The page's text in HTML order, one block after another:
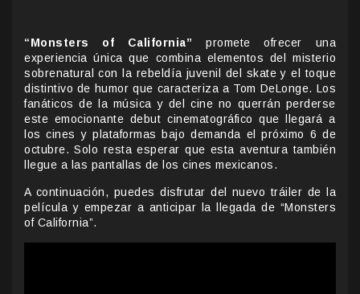
“Monsters of California” promete ofrecer una
experiencia única que combina elementos del misterio
sobrenatural con la rebeldía juvenil del skate y el toque
distintivo de humor que caracteriza a Tom DeLonge. Los
fanáticos de la música y del cine no querrán perderse
este emocionante debut cinematográfico que llegará a
los cines y plataformas bajo demanda el próximo 6 de
octubre. Solo resta esperar que esta aventura también
llegue a las pantallas de los cines mexicanos.
A continuación, puedes disfrutar del nuevo tráiler de la
película y empezar a anticipar la llegada de “Monsters
of California”.